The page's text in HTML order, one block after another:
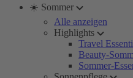
☀️ Sommer
Alle anzeigen
Highlights
Travel
Beauty-
Sommer-